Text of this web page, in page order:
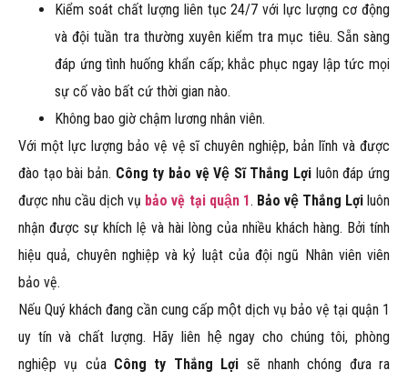
Kiểm soát chất lượng liên tục 24/7 với lực lượng cơ động
và đội tuần tra thường xuyên kiểm tra mục tiêu. Sẵn sàng
đáp ứng tình huống khẩn cấp; khắc phục ngay lập tức mọi
sự cố vào bất cứ thời gian nào.
Không bao giờ chậm lương nhân viên.
Với một lực lượng bảo vệ vệ sĩ chuyên nghiệp, bản lĩnh và được
đào tạo bài bản. Công ty bảo vệ Vệ Sĩ Thắng Lợi luôn đáp ứng
được nhu cầu dịch vụ bảo vệ tại quận 1. Bảo vệ Thắng Lợiluôn
nhận được sự khích lệ và hài lòng của nhiều khách hàng. Bởi tính
hiệu quả, chuyên nghiệp và kỷ luật của đội ngũ Nhân viên viên
bảo vệ.
Nếu Quý khách đang cần cung cấp một dịch vụ bảo vệ tại quận 1
uy tín và chất lượng. Hãy liên hệ ngay cho chúng tôi, phòng
nghiệp vụ của Công ty Thắng Lợi sẽ nhanh chóng đưa ra